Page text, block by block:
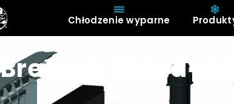
Chłodzenie wyparne
Breezair Układ